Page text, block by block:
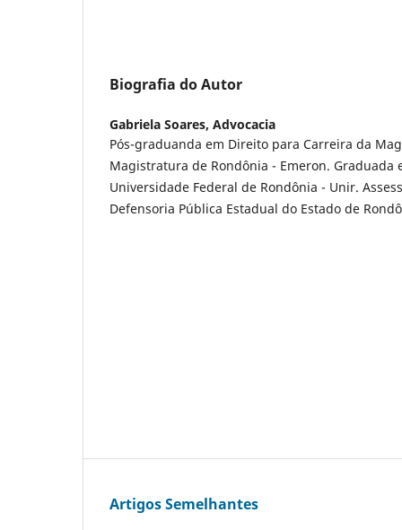
Biografia do Autor
Gabriela Soares, Advocacia
Pós-graduanda em Direito para Carreira da
Magistratura de Rondônia - Emeron. Graduada
Universidade Federal de Rondônia - Unir.
Defensoria Pública Estadual do Estado de
Artigos Semelhantes